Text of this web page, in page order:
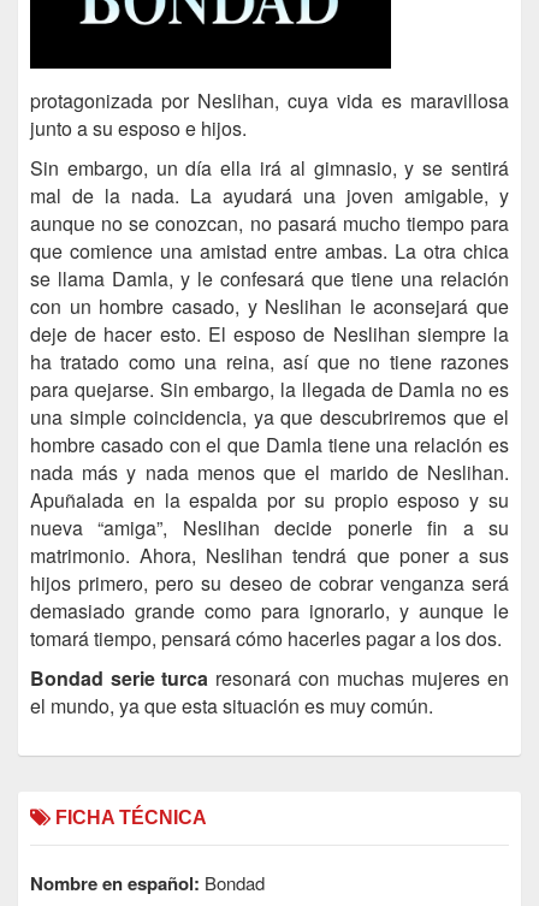
protagonizada por Neslihan, cuya vida es maravillosa
junto a su esposo e hijos.
Sin embargo, un día ella irá al gimnasio, y se sentirá
mal de la nada. La ayudará una joven amigable, y
aunque no se conozcan, no pasará mucho tiempo para
que comience una amistad entre ambas. La otra chica
se llama Damla, y le confesará que tiene una relación
con un hombre casado, y Neslihan le aconsejará que
deje de hacer esto. El esposo de Neslihan siempre la
ha tratado como una reina, así que no tiene razones
para quejarse. Sin embargo, la llegada de Damla no es
una simple coincidencia, ya que descubriremos que el
hombre casado con el que Damla tiene una relación es
nada más y nada menos que el marido de Neslihan.
Apuñalada en la espalda por su propio esposo y su
nueva “amiga”, Neslihan decide ponerle fin a su
matrimonio. Ahora, Neslihan tendrá que poner a sus
hijos primero, pero su deseo de cobrar venganza será
demasiado grande como para ignorarlo, y aunque le
tomará tiempo, pensará cómo hacerles pagar a los dos.
Bondad serie turca resonará con muchas mujeres en
el mundo, ya que esta situación es muy común.
FICHA TÉCNICA
Nombre en español: Bondad